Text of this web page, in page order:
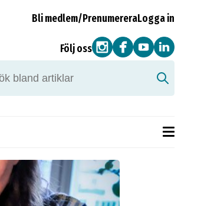
Bli medlem/PrenumereraLogga in
Följ oss